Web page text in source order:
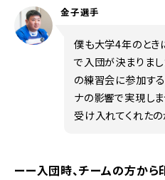
僕も大学4年のとき
で入団が決まりま
の練習会に参加す
ナの影響で実現しま
受け入れてくれたの
金子選手
ーー入団時、チームの方か